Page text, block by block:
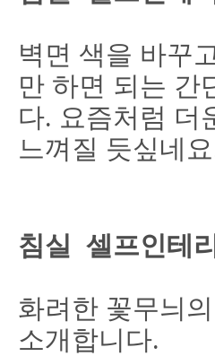
벽면 색을 바꾸
만 하면 되는 간
다. 요즘처럼 더
느껴질 듯싶네
침실 셀프인테
화려한 꽃무늬
소개합니다.